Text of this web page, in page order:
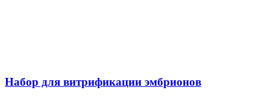
Набор для витрификации эмбрионов